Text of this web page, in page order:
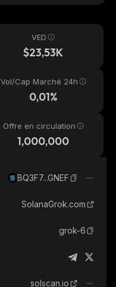
VED
$23,53K
Vol/Cap Marché 24h
0,01%
Offre en circulation
1,000,000
BQ3F7...GNEF
SolanaGrok.com
grok-6
solscan.io